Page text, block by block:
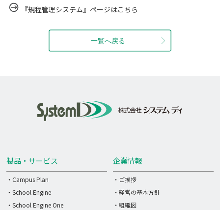
『規程管理システム』ページはこちら
製品・サービス
・Campus Plan
・School Engine
・School Engine One
企業情報
・ご挨拶
・経営の基本方針
・組織図